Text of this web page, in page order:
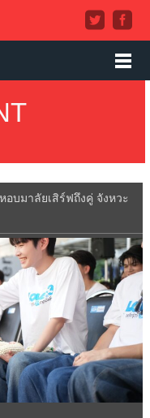
บมาลัยเสิร์ฟถึงคู่ จังหวะ